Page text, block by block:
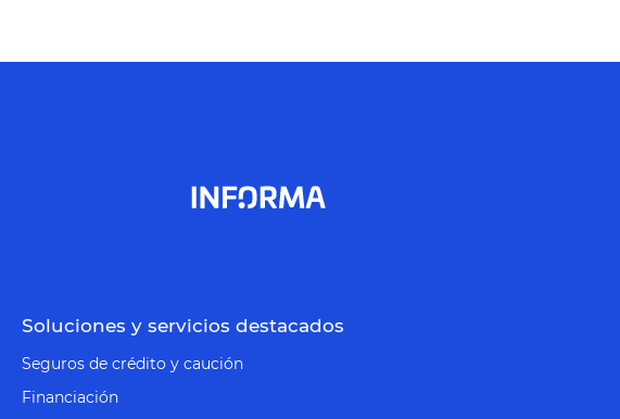
Soluciones y servicios destacados
Seguros de crédito y caución
Financiación